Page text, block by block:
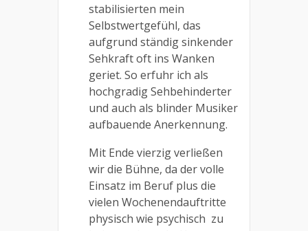
stabilisierten mein
Selbstwertgefühl, das
aufgrund ständig sinkender
Sehkraft oft ins Wanken
geriet. So erfuhr ich als
hochgradig Sehbehinderter
und auch als blinder Musiker
aufbauende Anerkennung.
Mit Ende vierzig verließen
wir die Bühne, da der volle
Einsatz im Beruf plus die
vielen Wochenendauftritte
physisch wie psychisch zu